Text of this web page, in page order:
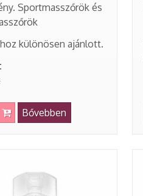
Sportmasszőrök és
különösen ajánlott.
Bővebben